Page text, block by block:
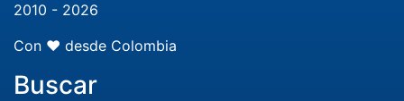
2010 - 2026
Con ❤️ desde Colombia
Buscar